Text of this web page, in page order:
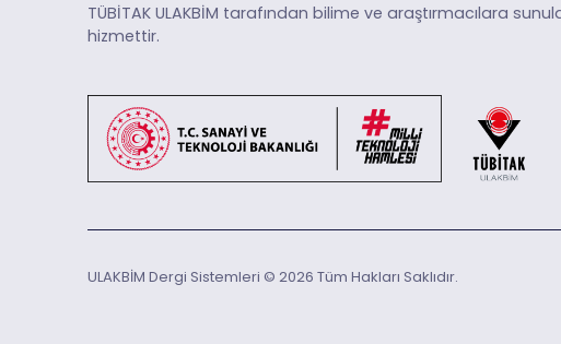
TÜBİTAK ULAKBİM tarafından bilime ve araştırmacılara
hizmettir.
ULAKBİM Dergi Sistemleri © 2026 Tüm Hakları Saklıdır.